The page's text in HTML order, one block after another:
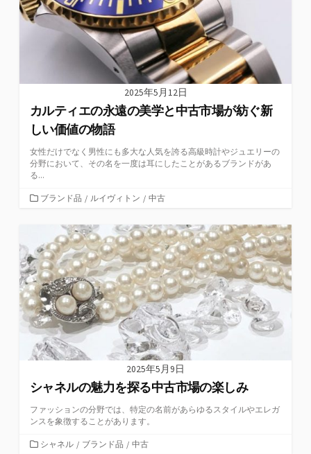
2025年5月12日
カルティエの永遠の美学と中古市場が紡ぐ新
しい価値の物語
女性だけでなく男性にも多大な人気を誇る高級時計やジュエリーの
分野において、その名を一度は耳にしたことがあるブランドがあ
る...
カ
ー
ブランド品 / ルイヴィトン / 中古
2025年5月9日
シャネルの魅力を探る中古市場の楽しみ
ファッションの分野では、特定の名前があらゆるスタイルやエレガ
ンスを象徴することがあります。
カシャネル / ブランド品 / 中古